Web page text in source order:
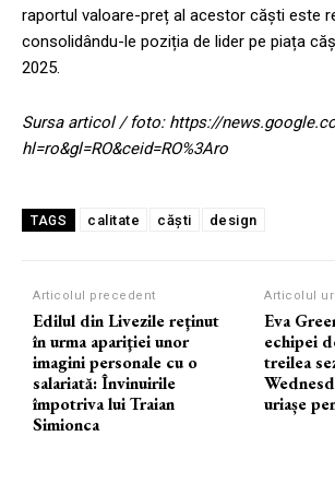
raportul valoare-preț al acestor căști este
consolidându-le poziția de lider pe piața
2025.
Sursa articol / foto: https://
hl=ro&gl=RO&ceid=RO%3Aro
TAGS calitate căști design
Articolul precedent
Edilul din Livezile reţinut
în urma apariţiei unor
imagini personale cu o
salariată: Învinuirile
împotriva lui Traian
Simionca
Articolul
Eva
echipei
treilea
uriașe